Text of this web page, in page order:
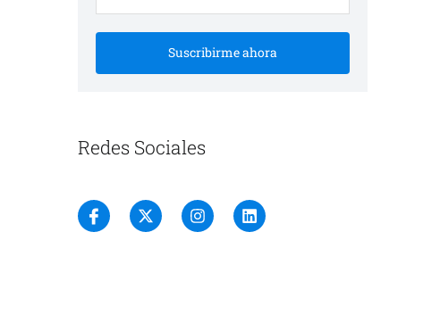
Suscribirme ahora
Redes Sociales